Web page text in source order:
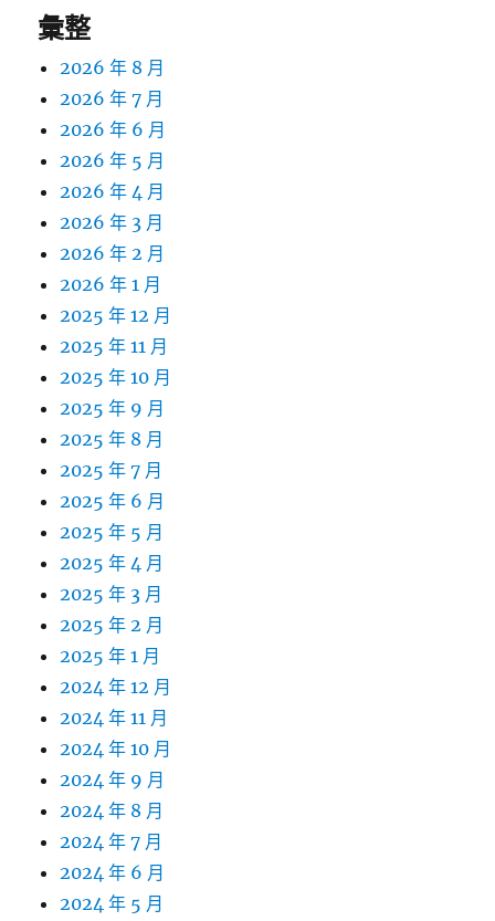
彙整
2026 年 8 月
2026 年 7 月
2026 年 6 月
2026 年 5 月
2026 年 4 月
2026 年 3 月
2026 年 2 月
2026 年 1 月
2025 年 12 月
2025 年 11 月
2025 年 10 月
2025 年 9 月
2025 年 8 月
2025 年 7 月
2025 年 6 月
2025 年 5 月
2025 年 4 月
2025 年 3 月
2025 年 2 月
2025 年 1 月
2024 年 12 月
2024 年 11 月
2024 年 10 月
2024 年 9 月
2024 年 8 月
2024 年 7 月
2024 年 6 月
2024 年 5 月